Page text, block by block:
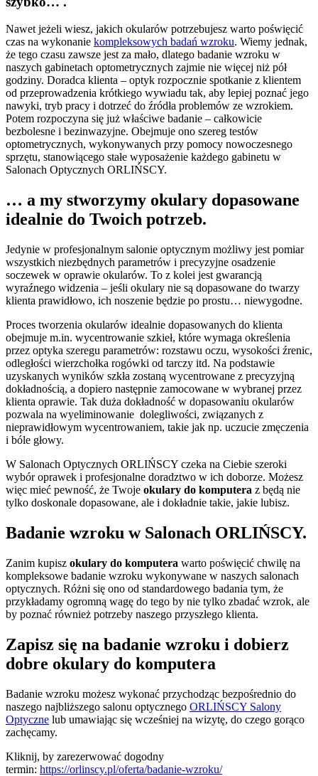
Nawet jeżeli wiesz, jakich okularów potrzebujesz warto poświęcić
czas na wykonanie kompleksowych badań wzroku. Wiemy jednak,
że tego czasu zawsze jest za mało, dlatego badanie wzroku w
naszych gabinetach optometrycznych zajmie nie więcej niż pół
godziny. Doradca klienta – optyk rozpocznie spotkanie z klientem
od przeprowadzenia krótkiego wywiadu tak, aby lepiej poznać jego
nawyki, tryb pracy i dotrzeć do źródła problemów ze wzrokiem.
Potem rozpoczyna się już właściwe badanie – całkowicie
bezbolesne i bezinwazyjne. Obejmuje ono szereg testów
optometrycznych, wykonywanych przy pomocy nowoczesnego
sprzętu, stanowiącego stałe wyposażenie każdego gabinetu w
Salonach Optycznych ORLIŃSCY.
… a my stworzymy okulary dopasowane
idealnie do Twoich potrzeb.
Jedynie w profesjonalnym salonie optycznym możliwy jest pomiar
wszystkich niezbędnych parametrów i precyzyjne osadzenie
soczewek w oprawie okularów. To z kolei jest gwarancją
wyraźnego widzenia – jeśli okulary nie są dopasowane do twarzy
klienta prawidłowo, ich noszenie będzie po prostu… niewygodne.
Proces tworzenia okularów idealnie dopasowanych do klienta
obejmuje m.in. wycentrowanie szkieł, które wymaga określenia
przez optyka szeregu parametrów: rozstawu oczu, wysokości źrenic,
odległości wierzchołka rogówki od tarczy itd. Na podstawie
uzyskanych wyników szkła zostaną wycentrowane z precyzyjną
dokładnością, a dopiero następnie zamocowane w wybranej przez
klienta oprawie. Tak duża dokładność w dopasowaniu okularów
pozwala na wyeliminowanie dolegliwości, związanych z
nieprawidłowym wycentrowaniem, takie jak np. uczucie zmęczenia
i bóle głowy.
W Salonach Optycznych ORLIŃSCY czeka na Ciebie szeroki
wybór oprawek i profesjonalne doradztwo w ich doborze. Możesz
więc mieć pewność, że Twoje okulary do komputera z będą nie
tylko doskonale dopasowane, ale i dokładnie takie, jakie lubisz.
Badanie wzroku w Salonach ORLIŃSCY.
Zanim kupisz okulary do komputera warto poświęcić chwilę na
kompleksowe badanie wzroku wykonywane w naszych salonach
optycznych. Różni się ono od standardowego badania tym, że
przykładamy ogromną wagę do tego by nie tylko zbadać wzrok, ale
by poznać również potrzeby naszego przyszłego klienta.
Zapisz się na badanie wzroku i dobierz
dobre okulary do komputera
Badanie wzroku możesz wykonać przychodząc bezpośrednio do
naszego najbliższego salonu optycznego ORLIŃSCY Salony
Optyczne lub umawiając się wcześniej na wizytę, do czego gorąco
zachęcamy.
Kliknij, by zarezerwować dogodny
termin: https://orlinscy.pl/oferta/badanie-wzroku/